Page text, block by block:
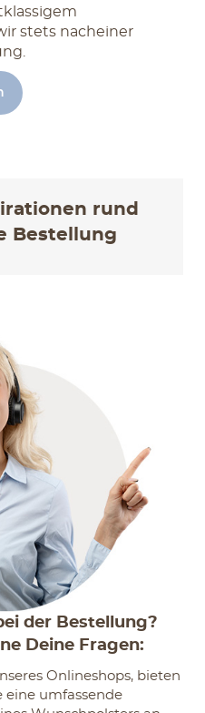
stets nacheiner
rund
Bestellung
der Bestellung?
Deine Fragen:
Onlineshops, bieten
eine umfassende